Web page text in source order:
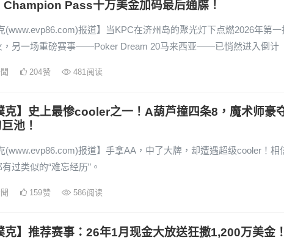
Champion Pass十万美金加码最后通牒！
(www.evp86.com)报道】当KPC在济州岛的聚光灯下点燃2026年第一
，另一场重磅赛事——Poker Dream 20马来西亚——已悄然进入倒计
204赞 481阅读
克】史上最惨cooler之一！A葫芦撞四条8，魔术师豪
池！
(www.evp86.com)报道】手拿AA，中了大牌，却遭遇超级cooler！相
过类似的“难忘经历”。
159赞 586阅读
克】推荐赛事：26年1月现金大放送狂撒1,200万美金